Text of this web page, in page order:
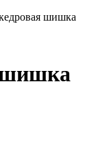
шишка
шишка